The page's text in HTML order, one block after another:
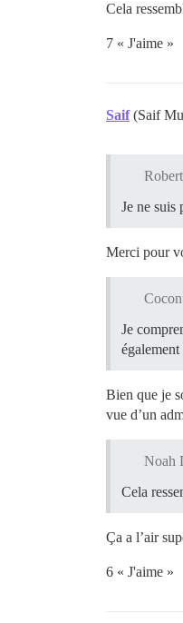
Cela
7 « J'aime »
Saif (Saif
Je ne suis
Merci pour
Je
Bien que je
vue d’un
Noah
Cela
Ça a l’air
6 « J'aime »